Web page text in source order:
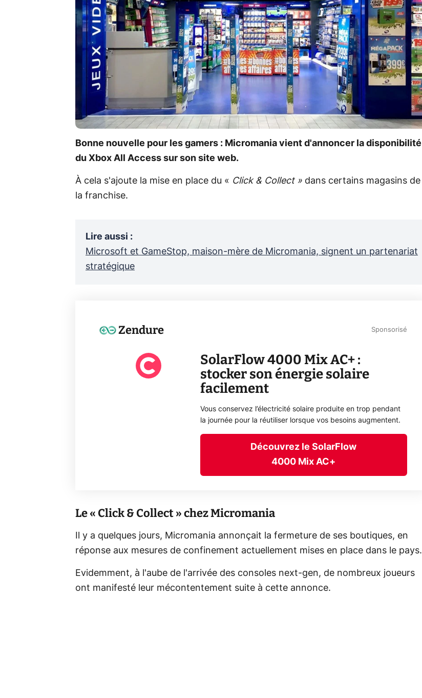
Bonne nouvelle pour les gamers : Micromania vient d'annoncer la disponibilité
du Xbox All Access sur son site web.
À cela s'ajoute la mise en place du « Click & Collect » dans certains magasins de
la franchise.
Lire aussi :
Microsoft et GameStop, maison-mère de Micromania, signent un partenariat
stratégique
Zendure Sponsorisé
SolarFlow 4000 Mix AC+ :
stocker son énergie solaire
facilement
Vous conservez l’électricité solaire produite en trop pendant
la journée pour la réutiliser lorsque vos besoins augmentent.
Découvrez le SolarFlow
4000 Mix AC+
Le « Click & Collect » chez Micromania
Il y a quelques jours, Micromania annonçait la fermeture de ses boutiques, en
réponse aux mesures de confinement actuellement mises en place dans le pays.
Evidemment, à l'aube de l'arrivée des consoles next-gen, de nombreux joueurs
ont manifesté leur mécontentement suite à cette annonce.